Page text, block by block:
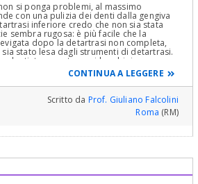
si ponga problemi, al massimo
con una pulizia dei denti dalla gengiva
inferiore credo che non sia stata
sembra rugosa: è più facile che la
dopo la detartrasi non completa,
stato lesa dagli strumenti di detartrasi.
dentista esperto per i bambini,
alla clinica odontoiatrica universitaria
il parere del docente di Pedodonzia
docente ordinario di Pedodonzia
CONTINUA A LEGGERE
Scritto da Prof. Giuliano Falcolini
Roma (RM)